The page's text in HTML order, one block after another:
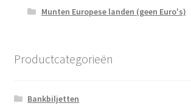
Munten Europese landen (geen Euro's)
Productcategorieën
Bankbiljetten